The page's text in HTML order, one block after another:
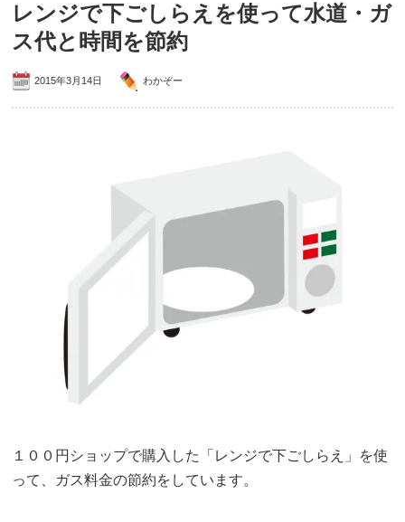
レンジで下ごしらえを使って水道・ガ
ス代と時間を節約
2015年3月14日 わかぞー
１００円ショップで購入した「レンジで下ごしらえ」を使
って、ガス料金の節約をしています。